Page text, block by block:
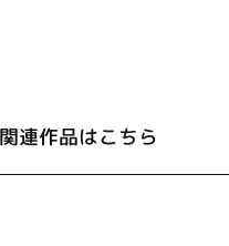
連作品はこちら